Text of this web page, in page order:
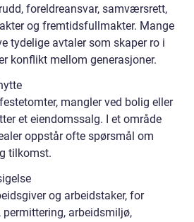
foreldreansvar, samværsrett,
og fremtidsfullmakter. Mange
tydelige avtaler som skaper ro i
konflikt mellom generasjoner.
mangler ved bolig eller
et eiendomssalg. I et område
oppstår ofte spørsmål om
tilkomst.
og arbeidstaker, for
permittering, arbeidsmiljø,